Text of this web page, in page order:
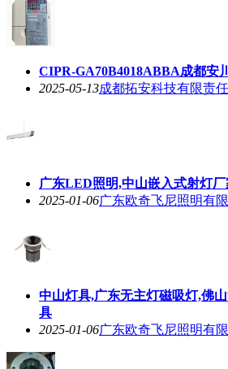
CIPR-GA70B4018ABBA成都安
2025-05-13成都拓安科技有限责
广东LED照明,中山嵌入式射灯
2025-01-06广东欧奇飞尼照明有
中山灯具,广东无主灯磁吸灯,佛
具
2025-01-06广东欧奇飞尼照明有